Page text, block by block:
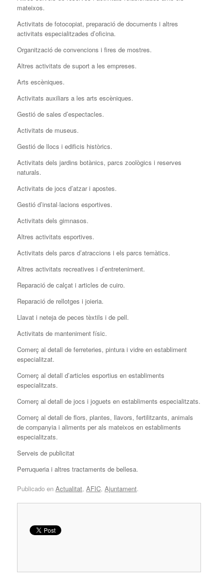
mateixos.
Activitats de fotocopiat, preparació de documents i altres
activitats especialitzades d’oficina.
Organització de convencions i fires de mostres.
Altres activitats de suport a les empreses.
Arts escèniques.
Activitats auxiliars a les arts escèniques.
Gestió de sales d’espectacles.
Activitats de museus.
Gestió de llocs i edificis històrics.
Activitats dels jardins botànics, parcs zoològics i reserves
naturals.
Activitats de jocs d’atzar i apostes.
Gestió d’instal·lacions esportives.
Activitats dels gimnasos.
Altres activitats esportives.
Activitats dels parcs d’atraccions i els parcs temàtics.
Altres activitats recreatives i d’entreteniment.
Reparació de calçat i articles de cuiro.
Reparació de rellotges i joieria.
Llavat i neteja de peces tèxtils i de pell.
Activitats de manteniment físic.
Comerç al detall de ferreteries, pintura i vidre en establiment
especialitzat.
Comerç al detall d’articles esportius en establiments
especialitzats.
Comerç al detall de jocs i joguets en establiments especialitzats.
Comerç al detall de flors, plantes, llavors, fertilitzants, animals
de companyia i aliments per als mateixos en establiments
especialitzats.
Serveis de publicitat
Perruqueria i altres tractaments de bellesa.
Publicado en Actualitat, AFIC, Ajuntament.